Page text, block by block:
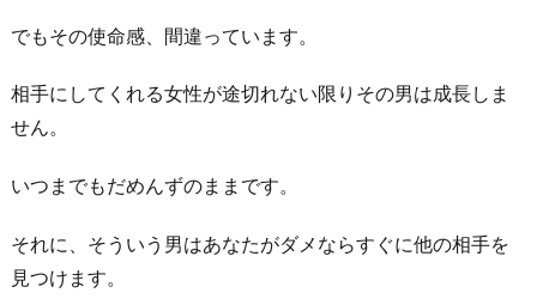
でもその使命感、間違っています。
相手にしてくれる女性が途切れない限りその男は成長しま
せん。
いつまでもだめんずのままです。
それに、そういう男はあなたがダメならすぐに他の相手を
見つけます。